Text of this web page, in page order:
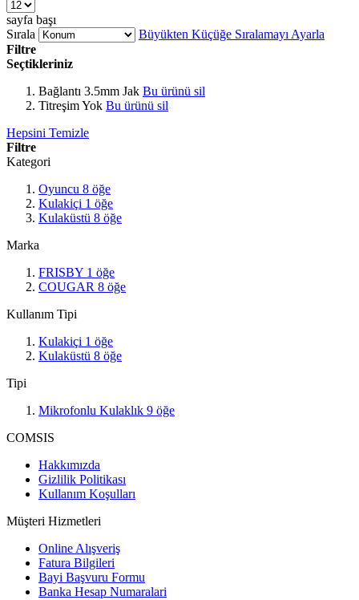
sayfa başı
Sırala
Büyükten Küçüğe Sıralamayı Ayarla
Filtre
Seçtikleriniz
Bağlantı 3.5mm Jak Bu ürünü sil
TitreşimYok Bu ürünü sil
Hepsini Temizle
Filtre
Kategori
Oyuncu 8 öğe
Kulakiçi 1 öğe
Kulaküstü 8 öğe
Marka
FRISBY 1 öğe
COUGAR 8 öğe
Kullanım Tipi
Kulakiçi 1 öğe
Kulaküstü 8 öğe
Tipi
Mikrofonlu Kulaklık 9 öğe
COMSIS
Hakkımızda
Gizlilik Politikası
Kullanım Koşulları
Müşteri Hizmetleri
Online Alışveriş
Fatura Bilgileri
Bayi Başvuru Formu
Banka Hesap Numaralari